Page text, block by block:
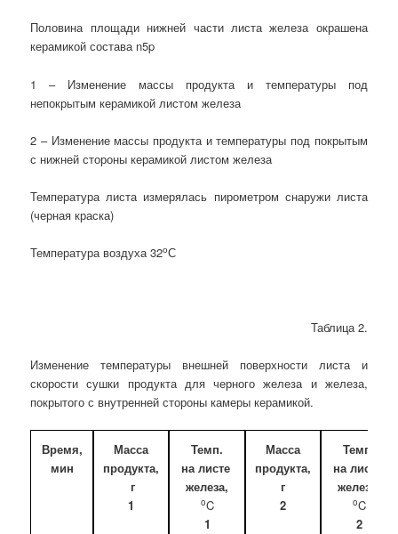
Половина площади нижней части листа железа окрашена
керамикой состава n5p
1 – Изменение массы продукта и температуры под
непокрытым керамикой листом железа
2 – Изменение массы продукта и температуры под покрытым
с нижней стороны керамикой листом железа
Температура листа измерялась пирометром снаружи листа
(черная краска)
Температура воздуха 32оС
Таблица 2.
Изменение температуры внешней поверхности листа и
скорости сушки продукта для черного железа и железа,
покрытого с внутренней стороны камеры керамикой.
Время,
мин
Масса
продукта,
г
1
Темп.
на листе
железа,
oC
1
Масса
продукта,
г
2
Темп.
на листе
железа,
oC
2